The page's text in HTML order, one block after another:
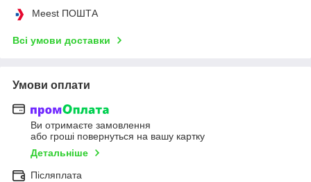
Meest ПОШТА
Всі умови доставки
Умови оплати
Ви отримаєте замовлення
або гроші повернуться на вашу картку
Детальніше
Післяплата